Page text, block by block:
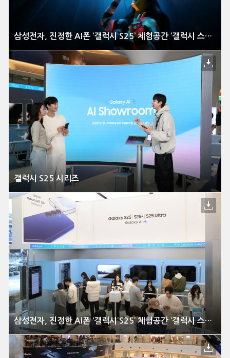
삼성전자, 진정한 AI폰 ‘갤럭시 S25’ 체험공간 ‘갤럭시 스튜디오’ 국내 오픈
갤럭시 S25 시리즈
삼성전자, 진정한 AI폰 ‘갤럭시 S25’ 체험공간 ‘갤럭시 스튜디오’ 국내 오픈